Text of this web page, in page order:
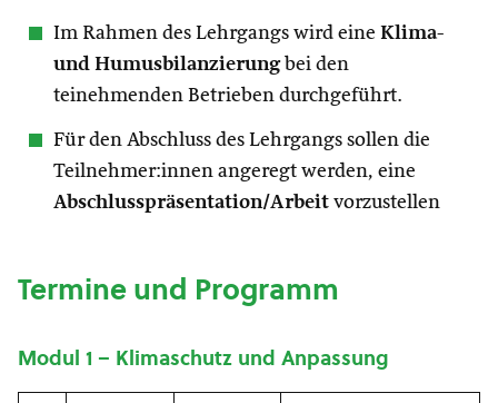
Im Rahmen des Lehrgangs wird eine Klima-
und Humusbilanzierungbei den
teinehmenden Betrieben durchgeführt.
Für den Abschluss des Lehrgangs sollen die
Teilnehmer:innen angeregt werden, eine
Abschlusspräsentation/Arbeit vorzustellen
Termine und Programm
Modul 1 – Klimaschutz und Anpassung